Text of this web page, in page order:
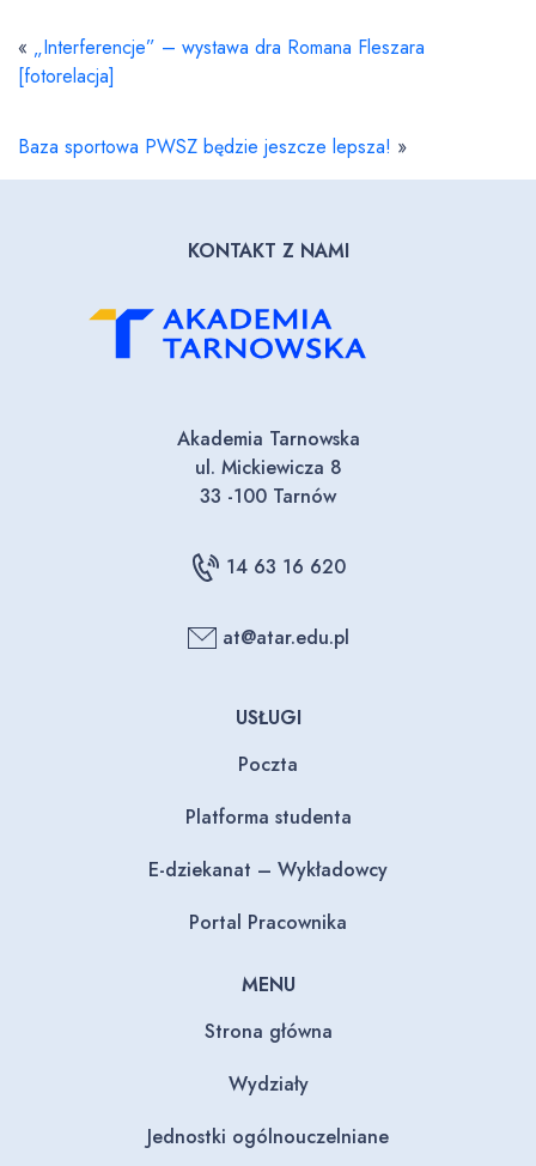
« „Interferencje” – wystawa dra Romana Fleszara
[fotorelacja]
Baza sportowa PWSZ będzie jeszcze lepsza! »
KONTAKT Z NAMI
Akademia Tarnowska
ul. Mickiewicza 8
33 -100 Tarnów
14 63 16 620
at@atar.edu.pl
USŁUGI
Poczta
Platforma studenta
E-dziekanat – Wykładowcy
Portal Pracownika
MENU
Strona główna
Wydziały
Jednostki ogólnouczelniane